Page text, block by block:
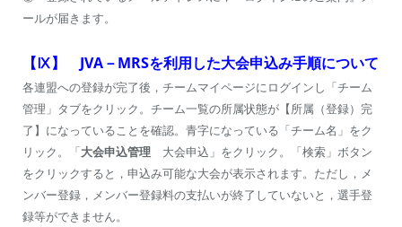
ールが届きます。
【Ⅸ】 JVA－MRSを利用した大会申込み手順について
各連盟への登録が完了後，チームマイページにログインし「チーム
管理」タブをクリック。チーム一覧の所属状態が【所属（登録）完
了】になっていることを確認。青字になっている「チーム名」をク
リック。「大会申込管理 大会申込」をクリック。「検索」ボタン
をクリックすると，申込み可能な大会が表示されます。ただし，メ
ンバー登録，メンバー登録料の支払いが終了していないと，選手登
録等ができません。